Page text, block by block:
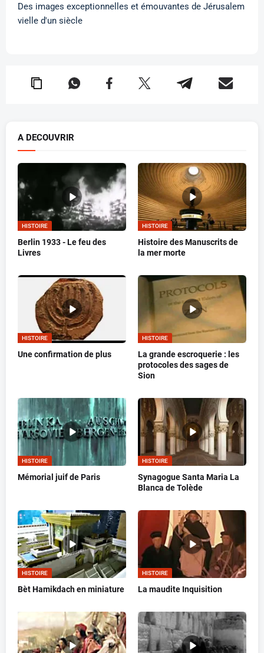
Des images exceptionnelles et émouvantes de Jérusalem
vielle d'un siècle
A DECOUVRIR
HISTOIRE
Berlin 1933 - Le feu des
Livres
HISTOIRE
Histoire des Manuscrits de
la mer morte
HISTOIRE
Une confirmation de plus
HISTOIRE
La grande escroquerie : les
protocoles des sages de
Sion
HISTOIRE
Mémorial juif de Paris
HISTOIRE
Synagogue Santa Maria La
Blanca de Tolède
HISTOIRE
Bèt Hamikdach en miniature
HISTOIRE
La maudite Inquisition